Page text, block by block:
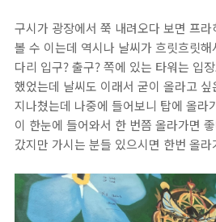
구시가 광장에서 쭉 내려오다 보면 프
볼 수 이는데 역시나 날씨가 흐릿흐릿
다리 입구? 출구? 쪽에 있는 타워는 입
했었는데 날씨도 이래서 굳이 올라고
지나쳤는데 나중에 들어보니 탑에 올라
이 한눈에 들어와서 한 번쯤 올라가면
갔지만 가시는 분들 있으시면 한번 올라